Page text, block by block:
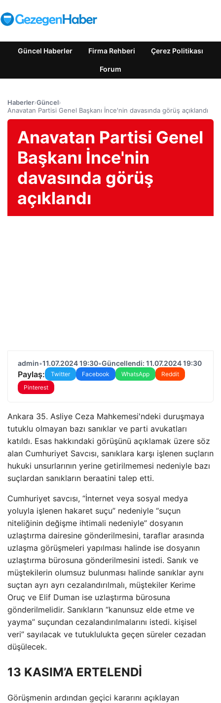
Güncel Haberler Firma Rehberi Çerez Politikası
Forum
Haberler›Güncel›
Anavatan Partisi Genel Başkanı İnce'nin davasında görüş açıklandı
Anavatan Partisi Genel
Başkanı İnce'nin
davasında görüş
açıklandı
admin•11.07.2024 19:30•Güncellendi: 11.07.2024 19:30
Paylaş: Twitter Facebook WhatsApp
Reddit
Pinterest
Ankara 35. Asliye Ceza Mahkemesi'ndeki duruşmaya
tutuklu olmayan bazı sanıklar ve parti avukatları
katıldı. Esas hakkındaki görüşünü açıklamak üzere söz
alan Cumhuriyet Savcısı, sanıklara karşı işlenen suçların
hukuki unsurlarının yerine getirilmemesi nedeniyle bazı
suçlardan sanıkların beraatini talep etti.
Cumhuriyet savcısı, “İnternet veya sosyal medya
yoluyla işlenen hakaret suçu” nedeniyle “suçun
niteliğinin değişme ihtimali nedeniyle” dosyanın
uzlaştırma dairesine gönderilmesini, taraflar arasında
uzlaşma görüşmeleri yapılması halinde ise dosyanın
uzlaştırma bürosuna gönderilmesini istedi. Sanık ve
müştekilerin olumsuz bulunması halinde sanıklar aynı
suçtan ayrı ayrı cezalandırılmalı, müştekiler Kerime
Oruç ve Elif Duman ise uzlaştırma bürosuna
gönderilmelidir. Sanıkların “kanunsuz elde etme ve
yayma” suçundan cezalandırılmalarını istedi. kişisel
veri” sayılacak ve tutuklulukta geçen süreler cezadan
düşülecek.
13 KASIM’A ERTELENDİ
Görüşmenin ardından geçici kararını açıklayan